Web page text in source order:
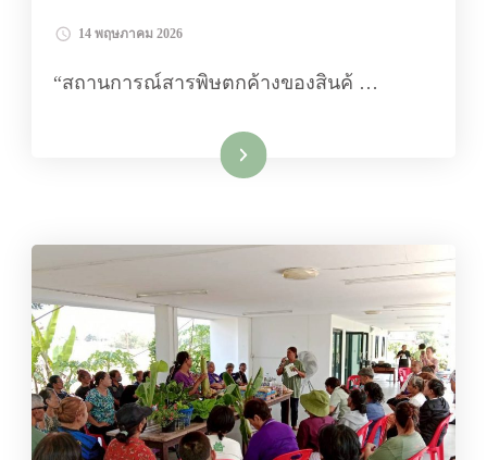
14 พฤษภาคม 2026
“สถานการณ์สารพิษตกค้างของสินค้ …
อ่านเพิ่มเติม